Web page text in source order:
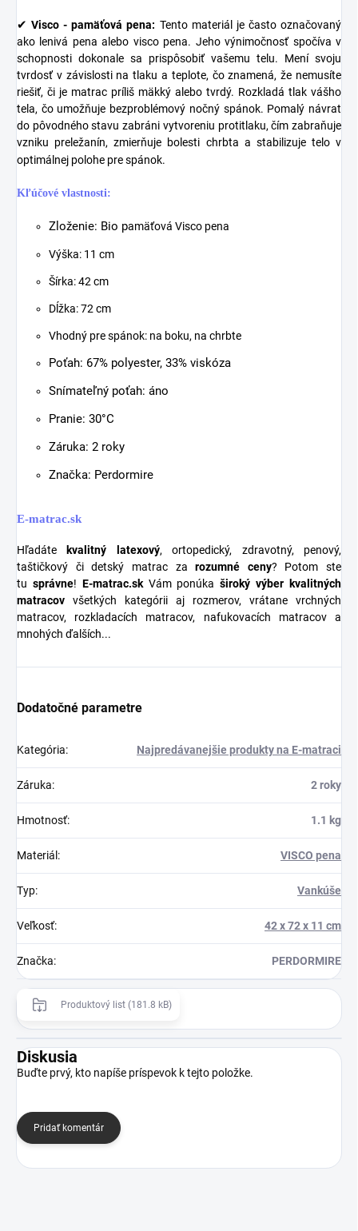
✔ Visco - pamäťová pena: Tento materiál je často označovaný
ako lenivá pena alebo visco pena. Jeho výnimočnosť spočíva v
schopnosti dokonale sa prispôsobiť vašemu telu. Mení svoju
tvrdosť v závislosti na tlaku a teplote, čo znamená, že nemusíte
riešiť, či je matrac príliš mäkký alebo tvrdý. Rozkladá tlak vášho
tela, čo umožňuje bezproblémový nočný spánok. Pomalý návrat
do pôvodného stavu zabráni vytvoreniu protitlaku, čím zabraňuje
vzniku preležanín, zmierňuje bolesti chrbta a stabilizuje telo v
optimálnej polohe pre spánok.
Kľúčové vlastnosti:
Zloženie: Bio pamäťová Visco pena
Výška: 11 cm
Šírka: 42 cm
Dĺžka: 72 cm
Vhodný pre spánok: na boku, na chrbte
Poťah: 67% polyester, 33% viskóza
Snímateľný poťah: áno
Pranie: 30°C
Záruka: 2 roky
Značka: Perdormire
E-matrac.sk
Hľadáte kvalitný latexový, ortopedický, zdravotný, penový,
taštičkový či detský matrac zarozumné ceny? Potom ste
tu správne! E-matrac.skVám ponúka široký výber kvalitných
matracov všetkých kategórii aj rozmerov, vrátane vrchných
matracov, rozkladacích matracov, nafukovacích matracov a
mnohých ďalších...
Dodatočné parametre
Kategória: Najpredávanejšie produkty na E-matraci
Záruka: 2 roky
Hmotnosť: 1.1 kg
Materiál : VISCO pena
Typ: Vankúše
Veľkosť: 42 x 72 x 11 cm
Značka: PERDORMIRE
Produktový list (181.8 kB)
Diskusia
Buďte prvý, kto napíše príspevok k tejto položke.
Pridať komentár